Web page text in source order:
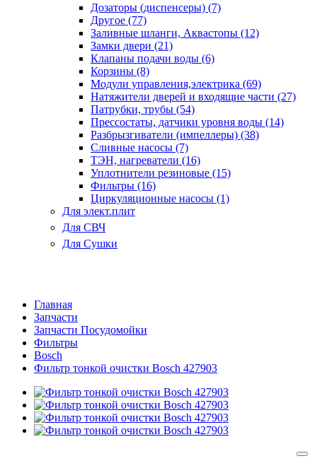
Дозаторы (диспенсеры) (7)
Другое (77)
Заливные шланги, Аквастопы (12)
Замки двери (21)
Клапаны подачи воды (6)
Корзины (8)
Модули управления,электрика (69)
Натяжители дверей и входящие части (27)
Патрубки, трубы (54)
Прессостаты, датчики уровня воды (14)
Разбрызгиватели (импеллеры) (38)
Сливные насосы (7)
ТЭН, нагреватели (16)
Уплотнители резиновые (15)
Фильтры (16)
Циркуляционные насосы (1)
Для элект.плит
Для СВЧ
Для Сушки
Главная
Запчасти
Запчасти Посудомойки
Фильтры
Bosch
Фильтр тонкой очистки Bosch 427903